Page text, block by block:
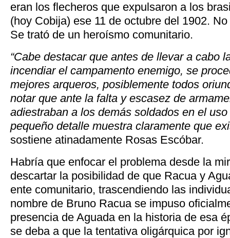
eran los flecheros que expulsaron a los
(hoy Cobija) ese 11 de octubre del 1902.
Se trató de un heroísmo comunitario.
“Cabe destacar que antes de llevar a cabo
incendiar el campamento enemigo, se
mejores arqueros, posiblemente todos
notar que ante la falta y escasez de
adiestraban a los demás soldados en el
pequeño detalle muestra claramente que
sostiene atinadamente Rosas Escóbar.
Habría que enfocar el problema desde la
descartar la posibilidad de que Racua y
ente comunitario, trascendiendo las
nombre de Bruno Racua se impuso
presencia de Aguada en la historia de esa
se deba a que la tentativa oligárquica por